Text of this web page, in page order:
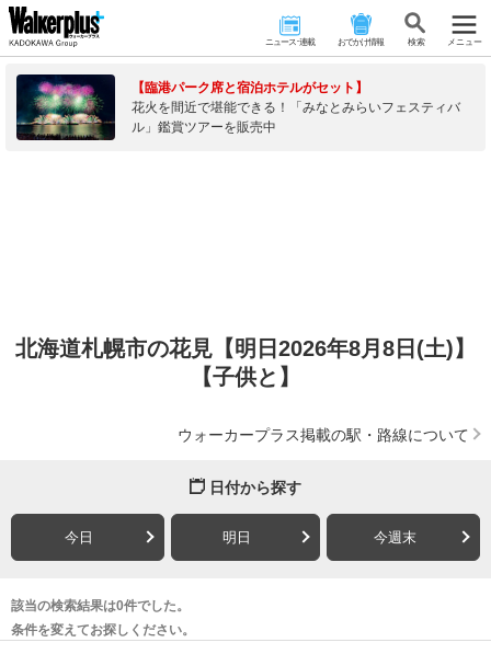
ニュース･連載 おでかけ情報 検 索 メニュー
【臨港パーク席と宿泊ホテルがセット】
花火を間近で堪能できる！「みなとみらいフェスティバ
ル」鑑賞ツアーを販売中
北海道札幌市の花見【明日2026年8月8日(土)】
【子供と】
ウォーカープラス掲載の駅・路線について
日付から探す
今日 明日 今週末
該当の検索結果は0件でした。
条件を変えてお探しください。